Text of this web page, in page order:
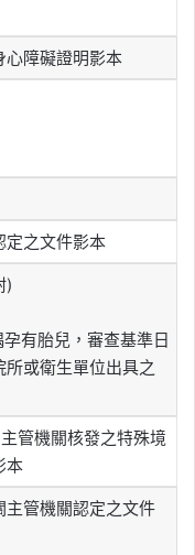
心障礙證明影本
定之文件影本
)
有胎兒，審查基準日
或衛生單位出具之
管機關核發之特殊境
本
主管機關認定之文件